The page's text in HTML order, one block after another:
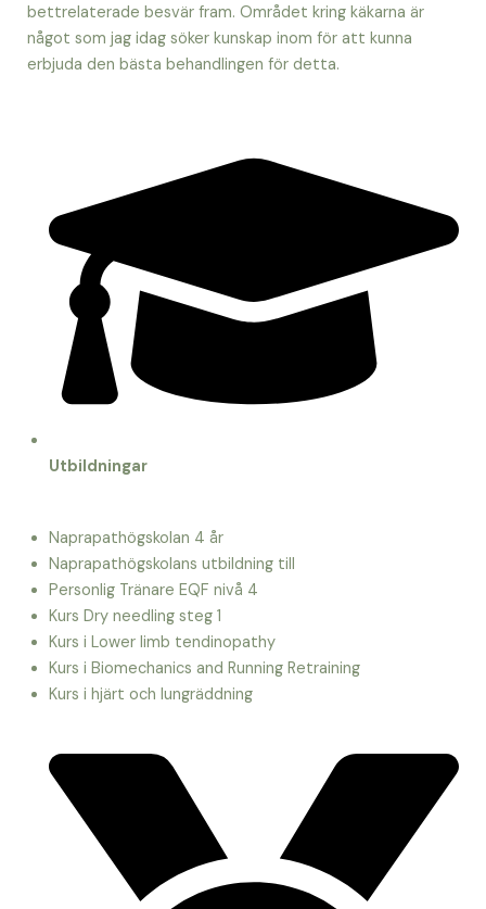
bettrelaterade besvär fram. Området kring käkarna är
något som jag idag söker kunskap inom för att kunna
erbjuda den bästa behandlingen för detta.
Utbildningar
Naprapathögskolan 4 år
Naprapathögskolans utbildning till
Personlig Tränare EQF nivå 4
Kurs Dry needling steg 1
Kurs i Lower limb tendinopathy
Kurs i Biomechanics and Running Retraining
Kurs i hjärt och lungräddning